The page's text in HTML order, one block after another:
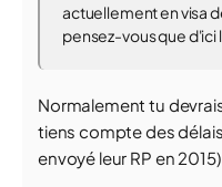
actuellement en visa
pensez-vous que d'ici
Normalement tu
tiens compte des
envoyé leur RP en 2015)